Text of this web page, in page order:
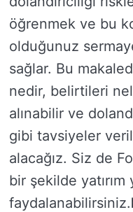
öğrenmek ve bu
olduğunuz
sağlar. Bu
nedir, belirtileri
alınabilir ve
gibi tavsiyeler
alacağız. Siz de
bir şekilde
faydalanabilirsiniz.